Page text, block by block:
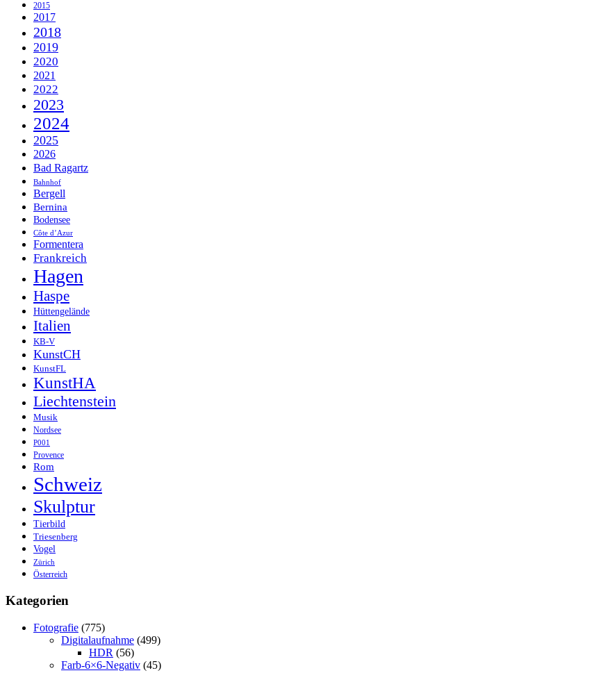
2015
2017
2018
2019
2020
2021
2022
2023
2024
2025
2026
Bad Ragartz
Bahnhof
Bergell
Bernina
Bodensee
Côte d’Azur
Formentera
Frankreich
Hagen
Haspe
Hüttengelände
Italien
KB-V
KunstCH
KunstFL
KunstHA
Liechtenstein
Musik
Nordsee
P001
Provence
Rom
Schweiz
Skulptur
Tierbild
Triesenberg
Vogel
Zürich
Österreich
Kategorien
Fotografie (775)
Digitalaufnahme (499)
HDR (56)
Farb-6×6-Negativ (45)